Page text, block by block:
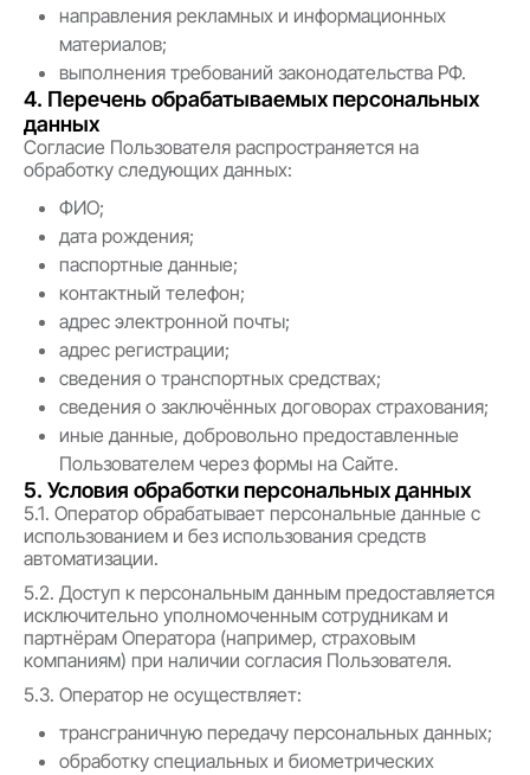
направления рекламных и информационных
материалов;
выполнения требований законодательства РФ.
4. Перечень обрабатываемых персональных
данных
Согласие Пользователя распространяется на
обработку следующих данных:
ФИО;
дата рождения;
паспортные данные;
контактный телефон;
адрес электронной почты;
адрес регистрации;
сведения о транспортных средствах;
сведения о заключённых договорах страхования;
иные данные, добровольно предоставленные
Пользователем через формы на Сайте.
5. Условия обработки персональных данных
5.1. Оператор обрабатывает персональные данные с
использованием и без использования средств
автоматизации.
5.2. Доступ к персональным данным предоставляется
исключительно уполномоченным сотрудникам и
партнёрам Оператора (например, страховым
компаниям) при наличии согласия Пользователя.
5.3. Оператор не осуществляет:
трансграничную передачу персональных данных;
обработку специальных и биометрических